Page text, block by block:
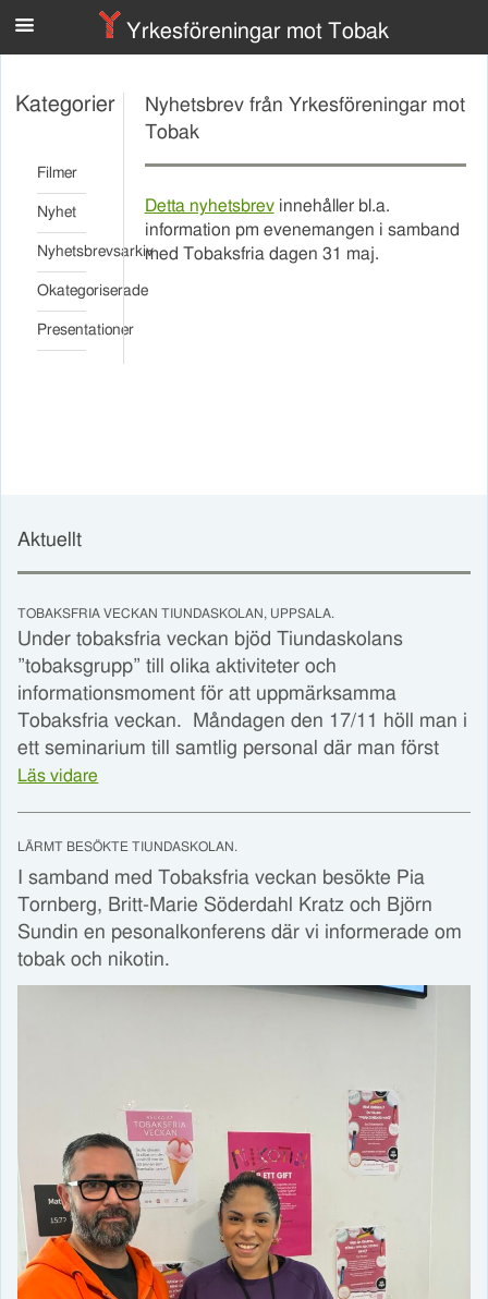
n Yrkesföreningar mot Tobak
Kategorier
Filmer
Nyhet
Nyhetsbrevsarkiv
Okategoriserade
Presentationer
Nyhetsbrev från Yrkesföreningar mot
Tobak
Detta nyhetsbrevinnehåller bl.a.
information pm evenemangen i samband
med Tobaksfria dagen 31 maj.
Aktuellt
TOBAKSFRIA VECKAN TIUNDASKOLAN, UPPSALA.
Under tobaksfria veckan bjöd Tiundaskolans
”tobaksgrupp” till olika aktiviteter och
informationsmoment för att uppmärksamma
Tobaksfria veckan. Måndagen den 17/11 höll man i
ett seminarium till samtlig personal där man först
Läs vidare
LÄRMT BESÖKTE TIUNDASKOLAN.
I samband med Tobaksfria veckan besökte Pia
Tornberg, Britt-Marie Söderdahl Kratz och Björn
Sundin en pesonalkonferens där vi informerade om
tobak och nikotin.